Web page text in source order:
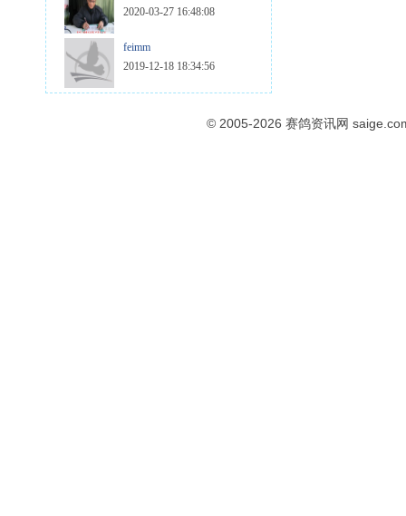
2020-03-27 16:48:08
feimm
2019-12-18 18:34:56
© 2005-2026 赛鸽资讯网